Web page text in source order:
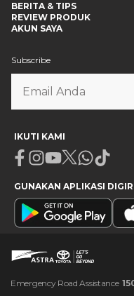
BERITA & TIPS
REVIEW PRODUK
AKUN SAYA
Subscribe
IKUTI KAMI
Facebook
Instagram
Youtube
X Whatsapp
Tiktok
GUNAKAN APLIKASI
Emergency Road Assistance